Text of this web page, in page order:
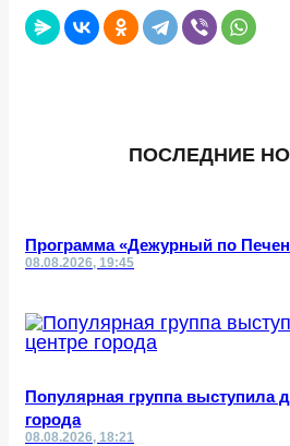
ПОСЛЕДНИЕ
Программа «Дежурный по
08.08.2026, 19:45
Популярная группа выступила
города
08.08.2026, 18:21